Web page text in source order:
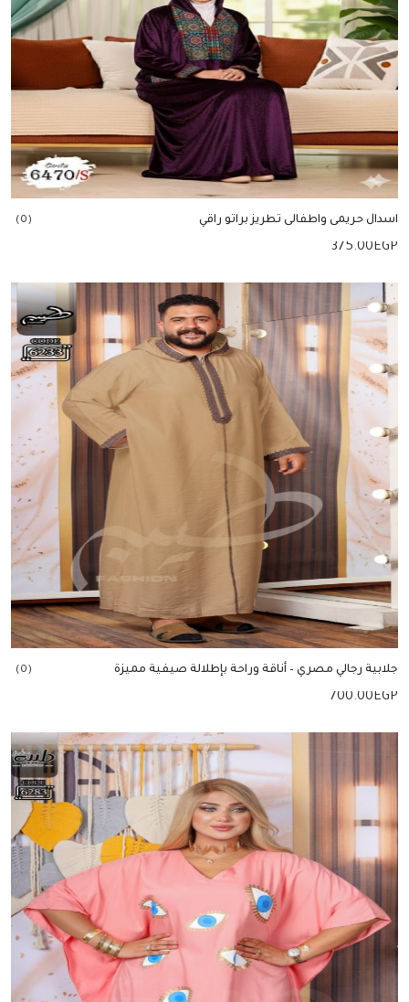
اسدال حريمى واطفالى تطريز براتو راقي (0)
375.00EGP
جلابية رجالي مصري – أناقة وراحة بإطلالة صيفية مميزة (0)
700.00EGP